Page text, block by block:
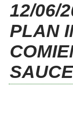
12/06/
PLAN